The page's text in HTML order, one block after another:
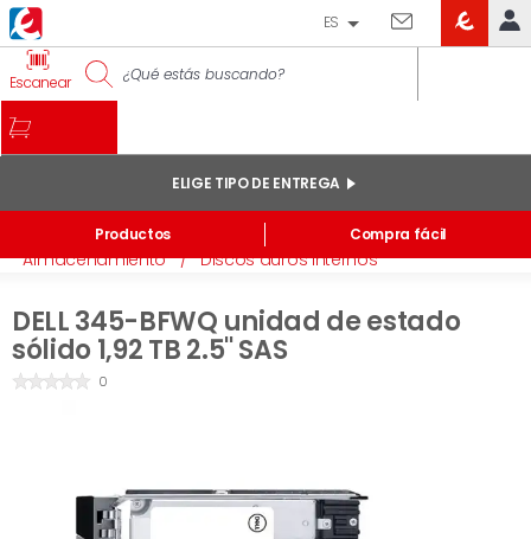
IDENTIFÍCATE
Pedidos online
Mis productos comprados en tienda y online
INFORMACIÓN GENERAL
ES
Escanear
Productos
ELIGE TIPO DE ENTREGA
Compra fácil
Electrónica Accesorios Informática /
Almacenamiento / Discos duros internos
DELL 345-BFWQ unidad de estado
sólido 1,92 TB 2.5'' SAS
0